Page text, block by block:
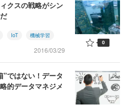
クスの戦略がシン
IoT 機械学習
2016/03/29
0
ではない！データ
的データマネジメ